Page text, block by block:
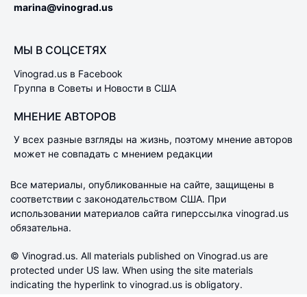
marina@vinograd.us
МЫ В СОЦСЕТЯХ
Vinograd.us в Facebook
Группа в Советы и Новости в США
МНЕНИЕ АВТОРОВ
У всех разные взгляды на жизнь, поэтому мнение авторов
может не совпадать с мнением редакции
Все материалы, опубликованные на сайте, защищены в
соответствии с законодательством США. При
использовании материалов сайта гиперссылка vinograd.us
обязательна.
© Vinograd.us. All materials published on Vinograd.us are
protected under US law. When using the site materials
indicating the hyperlink to vinograd.us is obligatory.